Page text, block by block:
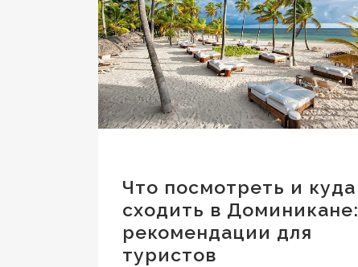
Что посмотреть и куда
сходить в Доминикане:
рекомендации для
туристов